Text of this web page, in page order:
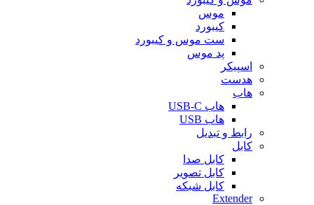
موس
کیبورد
ست موس و کیبورد
پد موس
اسپیکر
هدست
هاب
هاب USB-C
هاب USB
رابط و تبدیل
کابل
کابل صدا
کابل تصویر
کابل شبکه
Extender